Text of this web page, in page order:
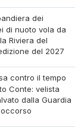
dei
di nuoto vola da
Riviera del
del 2027
contro il tempo
Conte: velista
dalla Guardia